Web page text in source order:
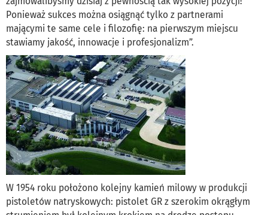
Ponieważ sukces można osiągnąć tylko z partnerami
mającymi te same cele i filozofię: na pierwszym miejscu
stawiamy jakość, innowacje i profesjonalizm”.
W 1954 roku położono kolejny kamień milowy w produkcji
pistoletów natryskowych: pistolet GR z szerokim okrągłym